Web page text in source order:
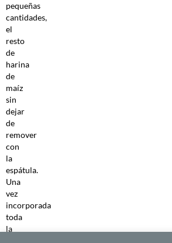
pequeñas
cantidades,
el
resto
de
harina
de
maíz
sin
dejar
de
remover
con
la
espátula.
Una
vez
incorporada
toda
la